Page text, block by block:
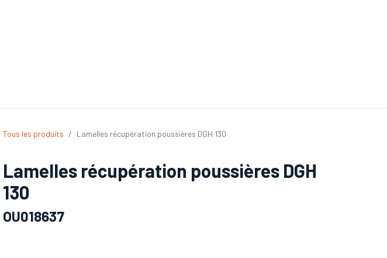
Tous les produits Lamelles récupération poussières DGH 130
Lamelles récupération poussières DGH
130
OU018637